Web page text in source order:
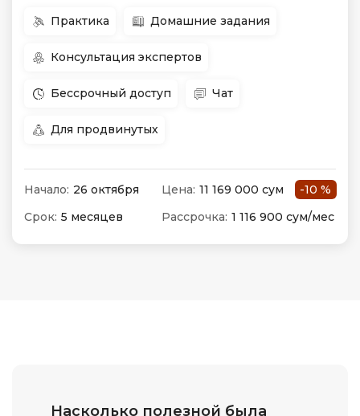
Практика Домашние задания
Консультация экспертов
Бессрочный доступ Чат
Для продвинутых
Начало: 26 октября Цена: 11 169 000 сум
-10 %
Срок: 5 месяцев Рассрочка: 1 116 900 сум/мес
Насколько полезной была